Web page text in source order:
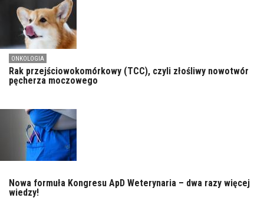
ONKOLOGIA
Rak przejściowokomórkowy (TCC), czyli złośliwy nowotwór
pęcherza moczowego
Nowa formuła Kongresu ApD Weterynaria – dwa razy więcej
wiedzy!